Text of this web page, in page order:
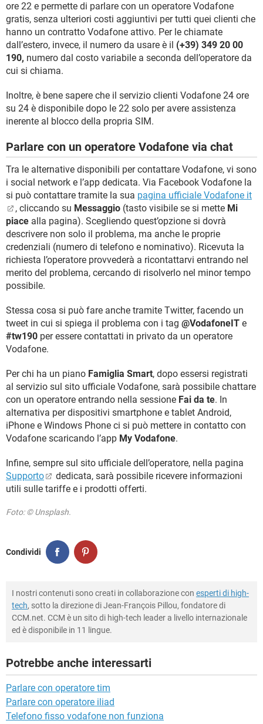
ore 22 e permette di parlare con un operatore Vodafone
gratis, senza ulteriori costi aggiuntivi per tutti quei clienti che
hanno un contratto Vodafone attivo. Per le chiamate
dall’estero, invece, il numero da usare è il (+39) 349 20 00
190, numero dal costo variabile a seconda dell’operatore da
cui si chiama.
Inoltre, è bene sapere che il servizio clienti Vodafone 24 ore
su 24 è disponibile dopo le 22 solo per avere assistenza
inerente al blocco della propria SIM.
Parlare con un operatore Vodafone via chat
Tra le alternative disponibili per contattare Vodafone, vi sono
i social network e l’app dedicata. Via Facebook Vodafone la
si può contattare tramite la sua pagina ufficiale Vodafone it
, cliccando su Messaggio (tasto visibile se si mette Mi
piace alla pagina). Scegliendo quest’opzione si dovrà
descrivere non solo il problema, ma anche le proprie
credenziali (numero di telefono e nominativo). Ricevuta la
richiesta l’operatore provvederà a ricontattarvi entrando nel
merito del problema, cercando di risolverlo nel minor tempo
possibile.
Stessa cosa si può fare anche tramite Twitter, facendo un
tweet in cui si spiega il problema con i tag @VodafoneIT e
#tw190 per essere contattati in privato da un operatore
Vodafone.
Per chi ha un piano Famiglia Smart, dopo essersi registrati
al servizio sul sito ufficiale Vodafone, sarà possibile chattare
con un operatore entrando nella sessione Fai da te. In
alternativa per dispositivi smartphone e tablet Android,
iPhone e Windows Phone ci si può mettere in contatto con
Vodafone scaricando l’app My Vodafone.
Infine, sempre sul sito ufficiale dell’operatore, nella pagina
Supporto
dedicata, sarà possibile ricevere informazioni
utili sulle tariffe e i prodotti offerti.
Foto: © Unsplash.
Condividi
I nostri contenuti sono creati in collaborazione con esperti di high-
tech, sotto la direzione di Jean-François Pillou, fondatore di
CCM.net. CCM è un sito di high-tech leader a livello internazionale
ed è disponibile in 11 lingue.
Potrebbe anche interessarti
Parlare con operatore tim
Parlare con operatore iliad
Telefono fisso vodafone non funziona